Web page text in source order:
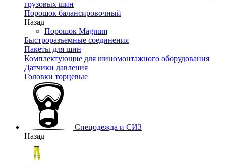
грузовых шин
Порошок балансировочный
Назад
Порошок Magnum
Быстроразъемные соединения
Пакеты для шин
Комплектующие для шиномонтажного оборудования
Датчики давления
Головки торцевые
Спецодежда и СИЗ
Назад